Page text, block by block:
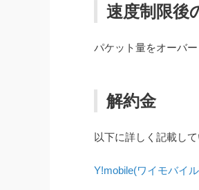
速度制限後
パケット量をオーバ
解約金
以下に詳しく記載して
Y!mobile(ワイモバイ